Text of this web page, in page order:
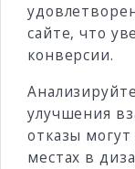
сайте, что
конверсии.
улучшения
отказы
местах в